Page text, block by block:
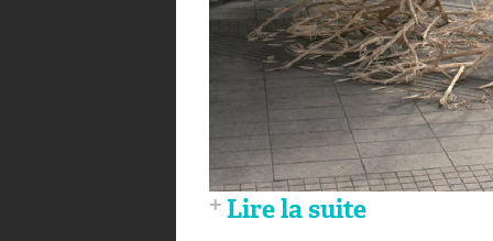
Lire la suite